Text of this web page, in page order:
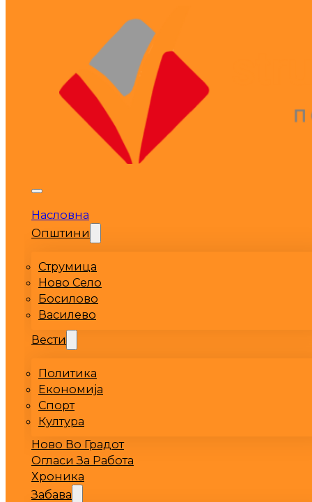
Насловна
Општини
Струмица
Ново Село
Босилово
Василево
Вести
Политика
Економија
Спорт
Култура
Ново Во Градот
Огласи За Работа
Хроника
Забава